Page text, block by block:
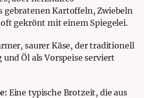
gebratenen Kartoffeln, Zwiebeln
gekrönt mit einem Spiegelei.
saurer Käse, der traditionell
Öl als Vorspeise serviert
Eine typische Brotzeit, die aus